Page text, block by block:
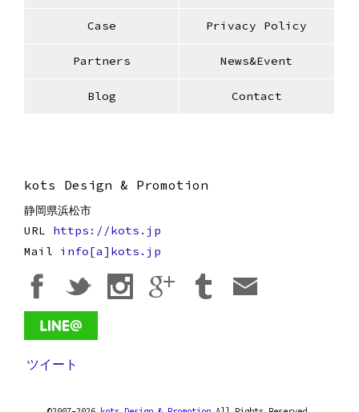
Case Privacy Policy
Partners News&Event
Blog Contact
kots Design & Promotion
静岡県浜松市
URL https://kots.jp
Mail info[a]kots.jp
ツイート